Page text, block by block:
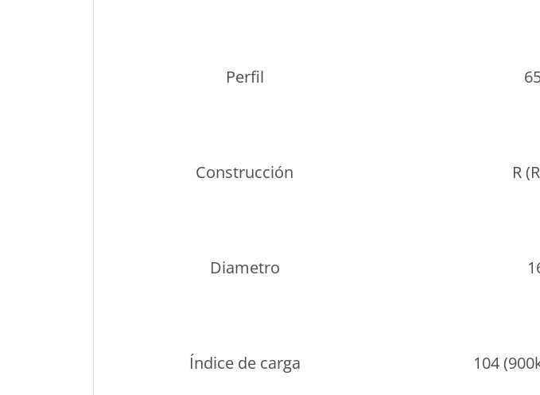
Perfil
Construcción R
Diametro
Índice de carga 104